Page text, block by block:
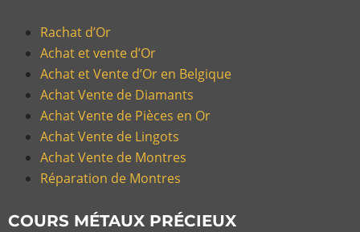
Rachat d’Or
Achat et vente d’Or
Achat et Vente d’Or en Belgique
Achat Vente de Diamants
Achat Vente de Pièces en Or
Achat Vente de Lingots
Achat Vente de Montres
Réparation de Montres
COURS MÉTAUX PRÉCIEUX